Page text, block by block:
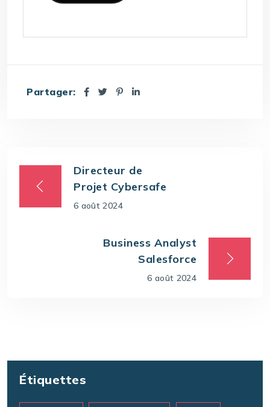
Partager:
Directeur de
Projet Cybersafe
6 août 2024
Business Analyst
Salesforce
6 août 2024
Étiquettes